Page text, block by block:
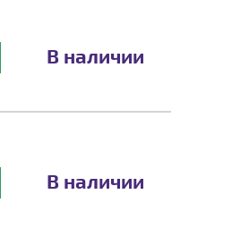
В наличии
В наличии